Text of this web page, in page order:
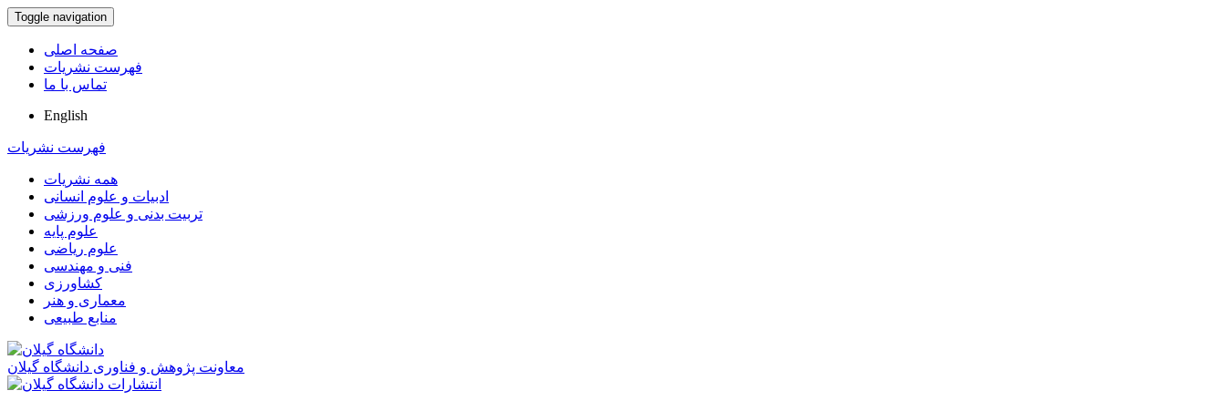
Toggle navigation
صفحه اصلی
فهرست نشریات
تماس با ما
English
فهرست نشریات
همه نشریات
ادبیات و علوم انسانی
تربیت بدنی و علوم ورزشی
علوم پایه
علوم ریاضی
فنی و مهندسی
کشاورزی
معماری و هنر
منابع طبیعی
معاونت پژوهش و فناوری دانشگاه گیلان